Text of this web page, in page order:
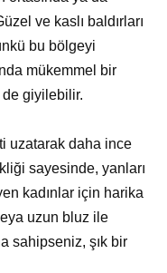
ve kaslı baldırları
bu bölgeyi
mükemmel bir
giyilebilir.
uzatarak daha ince
sayesinde, yanları
kadınlar için harika
uzun bluz ile
sahipseniz, şık bir